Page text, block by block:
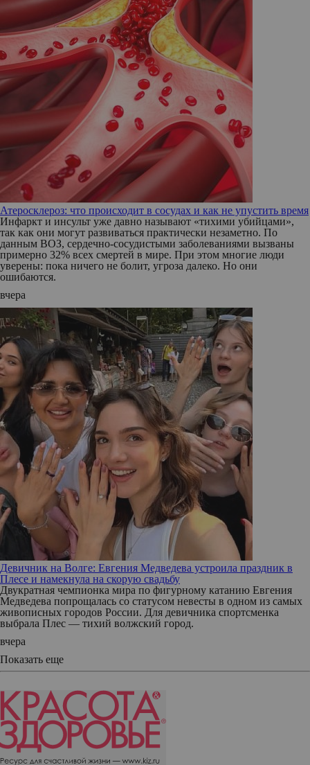
Атеросклероз: что происходит в сосудах и как не упустить время
Инфаркт и инсульт уже давно называют «тихими убийцами»,
так как они могут развиваться практически незаметно. По
данным ВОЗ, сердечно-сосудистыми заболеваниями вызваны
примерно 32% всех смертей в мире. При этом многие люди
уверены: пока ничего не болит, угроза далеко. Но они
ошибаются.
вчера
Девичник на Волге: Евгения Медведева устроила праздник в
Плесе и намекнула на скорую свадьбу
Двукратная чемпионка мира по фигурному катанию Евгения
Медведева попрощалась со статусом невесты в одном из самых
живописных городов России. Для девичника спортсменка
выбрала Плес — тихий волжский город.
вчера
Показать еще